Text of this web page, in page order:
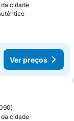
cidade
Ver preços
favoritos
cidade